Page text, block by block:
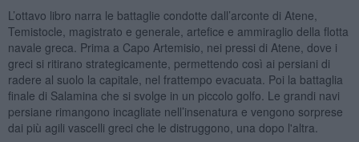
L’ottavo libro narra le battaglie condotte dall’arconte di Atene,
Temistocle, magistrato e generale, artefice e ammiraglio della flotta
navale greca. Prima a Capo Artemisio, nei pressi di Atene, dove i
greci si ritirano strategicamente, permettendo così ai persiani di
radere al suolo la capitale, nel frattempo evacuata. Poi la battaglia
finale di Salamina che si svolge in un piccolo golfo. Le grandi navi
persiane rimangono incagliate nell’insenatura e vengono sorprese
dai più agili vascelli greci che le distruggono, una dopo l'altra.